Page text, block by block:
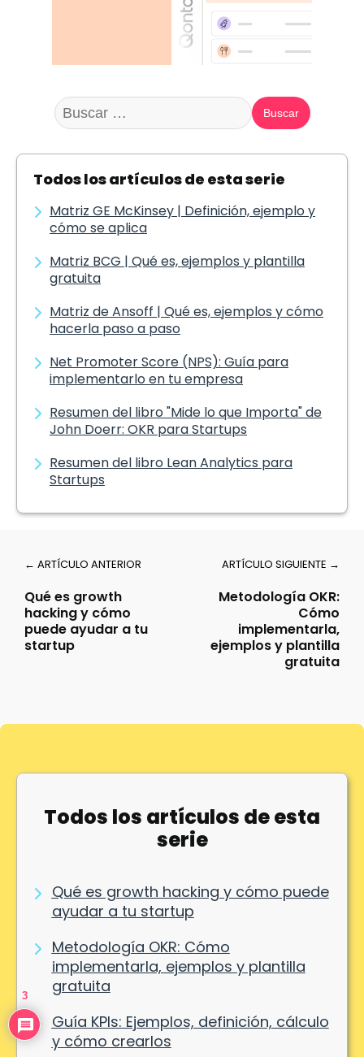
Buscar:
Todos los artículos de esta serie
Matriz GE McKinsey | Definición, ejemplo y
cómo se aplica
Matriz BCG | Qué es, ejemplos y plantilla
gratuita
Matriz de Ansoff | Qué es, ejemplos y cómo
hacerla paso a paso
Net Promoter Score (NPS): Guía para
implementarlo en tu empresa
Resumen del libro "Mide lo que Importa" de
John Doerr: OKR para Startups
Resumen del libro Lean Analytics para
Startups
← ARTÍCULO ANTERIOR
Qué es growth
hacking y cómo
puede ayudar a tu
startup
ARTÍCULO SIGUIENTE →
Metodología OKR:
Cómo
implementarla,
ejemplos y plantilla
gratuita
Todos los artículos de esta
serie
Qué es growth hacking y cómo puede
ayudar a tu startup
Metodología OKR: Cómo
implementarla, ejemplos y plantilla
gratuita
Guía KPIs: Ejemplos, definición, cálculo
y cómo crearlos
3